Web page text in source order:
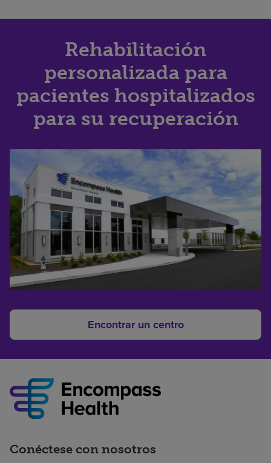
Rehabilitación
personalizada para
pacientes hospitalizados
para su recuperación
Encontrar un centro
Conéctese con nosotros